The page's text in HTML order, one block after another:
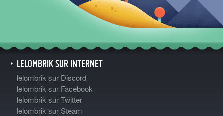
LELOMBRIK SUR INTERNET
lelombrik sur Discord
lelombrik sur Facebook
lelombrik sur Twitter
lelombrik sur Steam